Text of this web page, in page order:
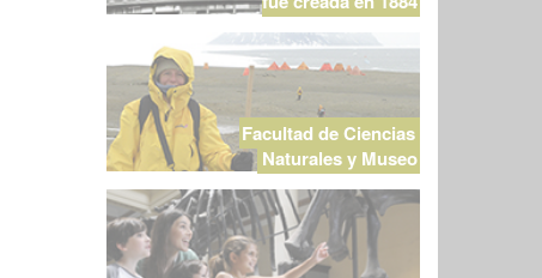
Facultad de Ciencias
Naturales y Museo